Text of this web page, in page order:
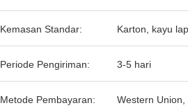
Kemasan Standar: Karton, kayu
Periode Pengiriman: 3-5 hari
Metode Pembayaran: Western